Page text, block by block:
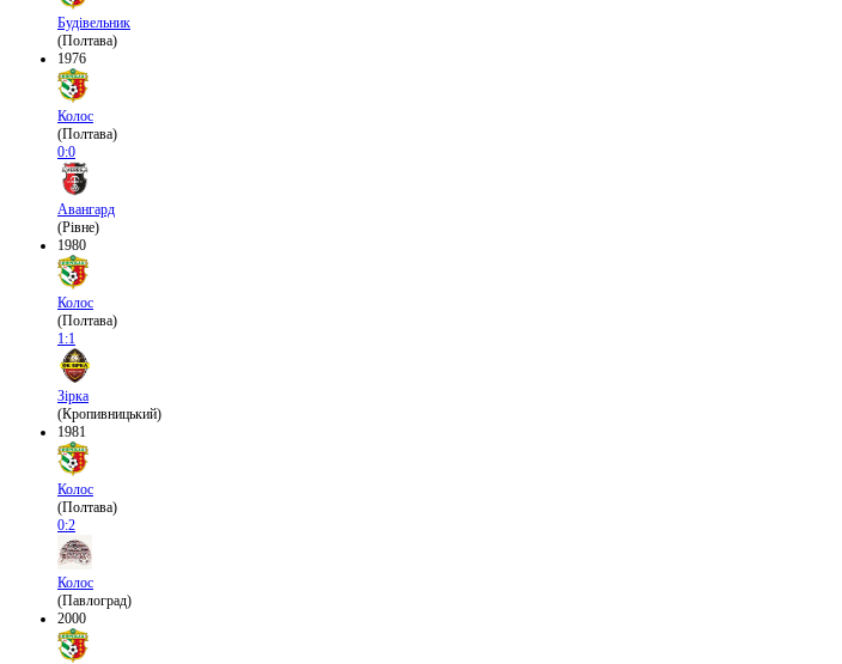
Будівельник
(Полтава)
1976
Колос
(Полтава)
0:0
Авангард
(Рівне)
1980
Колос
(Полтава)
1:1
Зірка
(Кропивницький)
1981
Колос
(Полтава)
0:2
Колос
(Павлоград)
2000